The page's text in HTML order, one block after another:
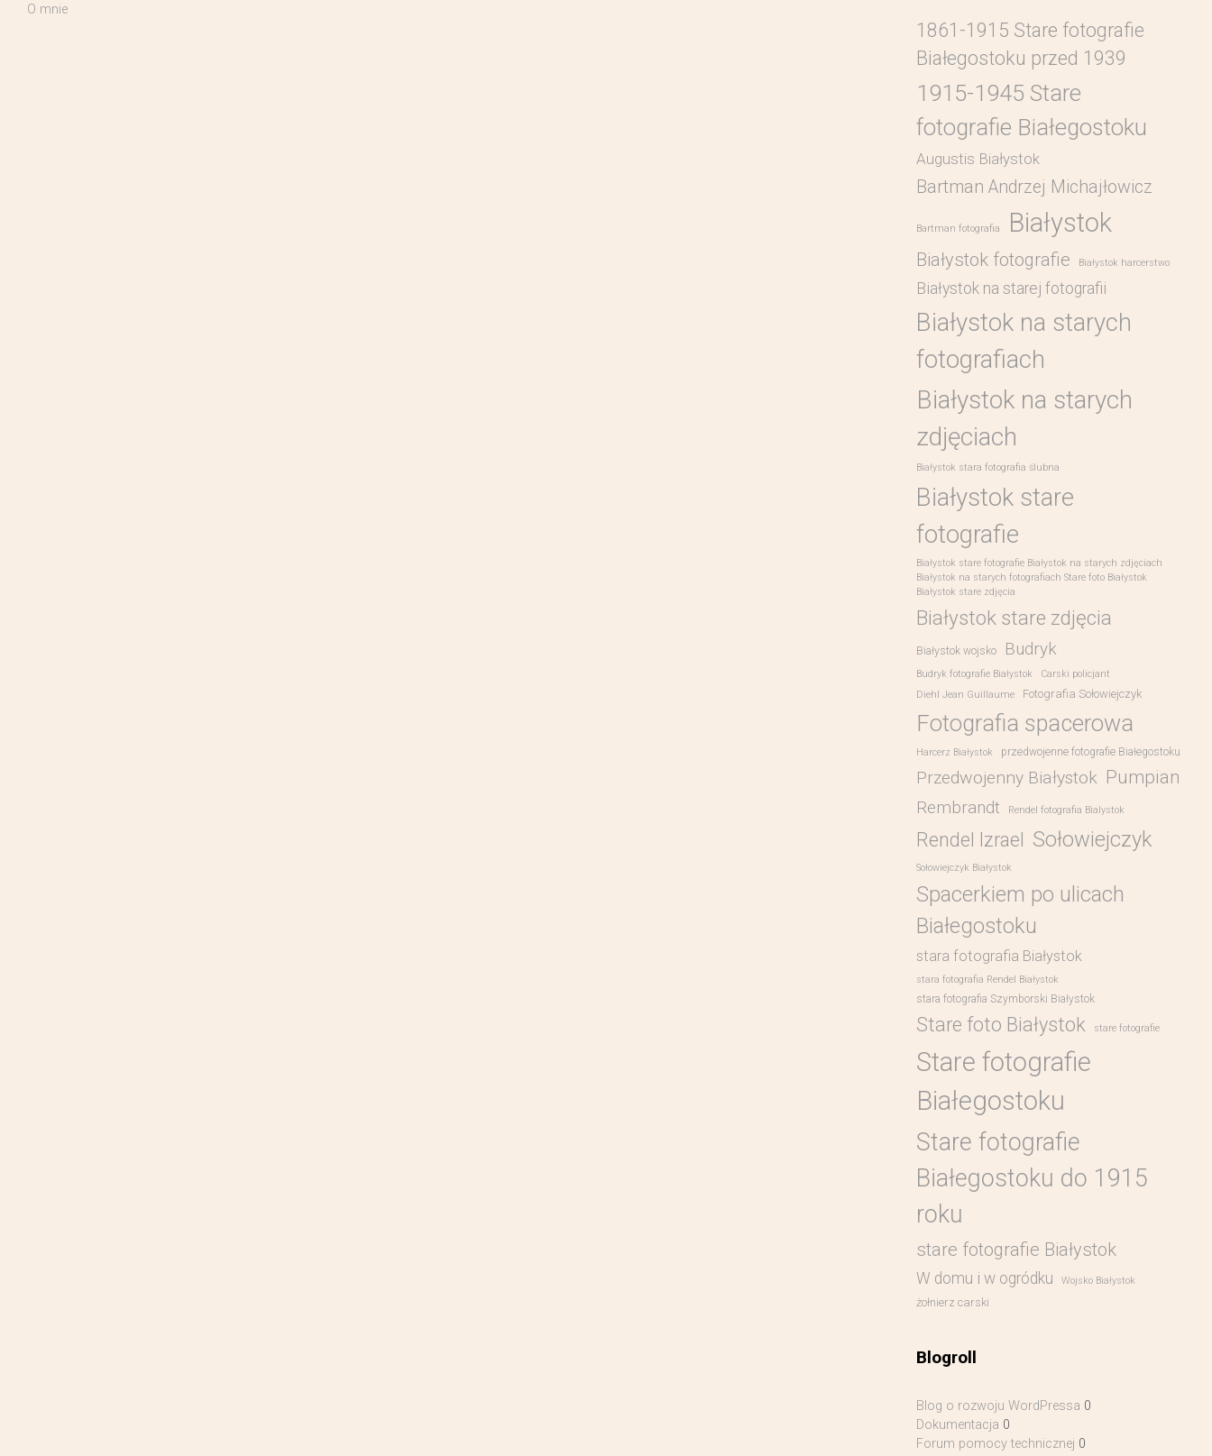
O mnie
1861-1915 Stare fotografie
Białegostoku przed 1939
1915-1945 Stare
fotografie Białegostoku
Augustis Białystok
Bartman Andrzej Michajłowicz
Bartman fotografia Białystok
Białystok fotografie Białystok harcerstwo
Białystok na starej fotografii
Białystok na starych
fotografiach
Białystok na starych
zdjęciach
Białystok stara fotografia ślubna
Białystok stare
fotografie
Białystok stare fotografie Białystok na starych zdjęciach
Białystok na starych fotografiach Stare foto Białystok
Białystok stare zdjęcia
Białystok stare zdjęcia
Białystok wojsko Budryk
Budryk fotografie Białystok
Carski policjant
Diehl Jean Guillaume
Fotografia Sołowiejczyk
Fotografia spacerowa
Harcerz Białystok przedwojenne fotografie Białegostoku
Przedwojenny Białystok Pumpian
Rembrandt Rendel fotografia Bialystok
Rendel Izrael Sołowiejczyk
Sołowiejczyk Białystok
Spacerkiem po ulicach
Białegostoku
stara fotografia Białystok
stara fotografia Rendel Białystok
stara fotografia Szymborski Białystok
Stare foto Białystok stare fotografie
Stare fotografie
Białegostoku
Stare fotografie
Białegostoku do 1915
roku
stare fotografie Białystok
W domu i w ogródku Wojsko Białystok
żołnierz carski
Blogroll
Blog o rozwoju WordPressa 0
Dokumentacja 0
Forum pomocy technicznej 0